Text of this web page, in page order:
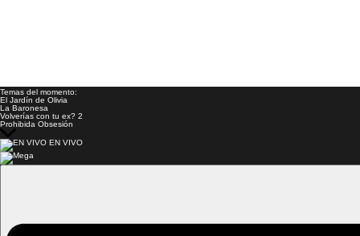
Temas del momento:
El Jardín de Olivia
La Baronesa
Volverías con tu ex? 2
Prohibida Obsesión
EN VIVO